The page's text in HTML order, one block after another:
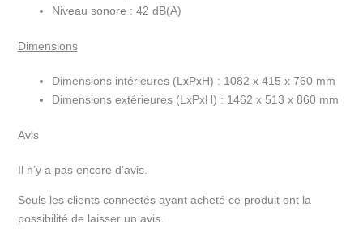
Niveau sonore : 42 dB(A)
Dimensions
Dimensions intérieures (LxPxH) : 1082 x 415 x 760 mm
Dimensions extérieures (LxPxH) : 1462 x 513 x 860 mm
Avis
Il n’y a pas encore d’avis.
Seuls les clients connectés ayant acheté ce produit ont la
possibilité de laisser un avis.